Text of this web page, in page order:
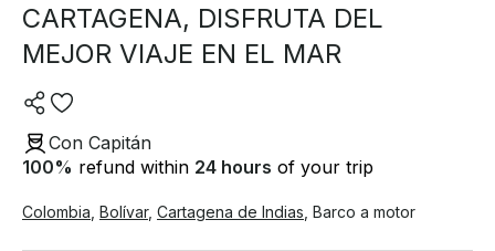
CARTAGENA, DISFRUTA DEL
MEJOR VIAJE EN EL MAR
Con Capitán
100% refund within 24 hours of your trip
Colombia Bolívar, Cartagena de Indias Barco a motor